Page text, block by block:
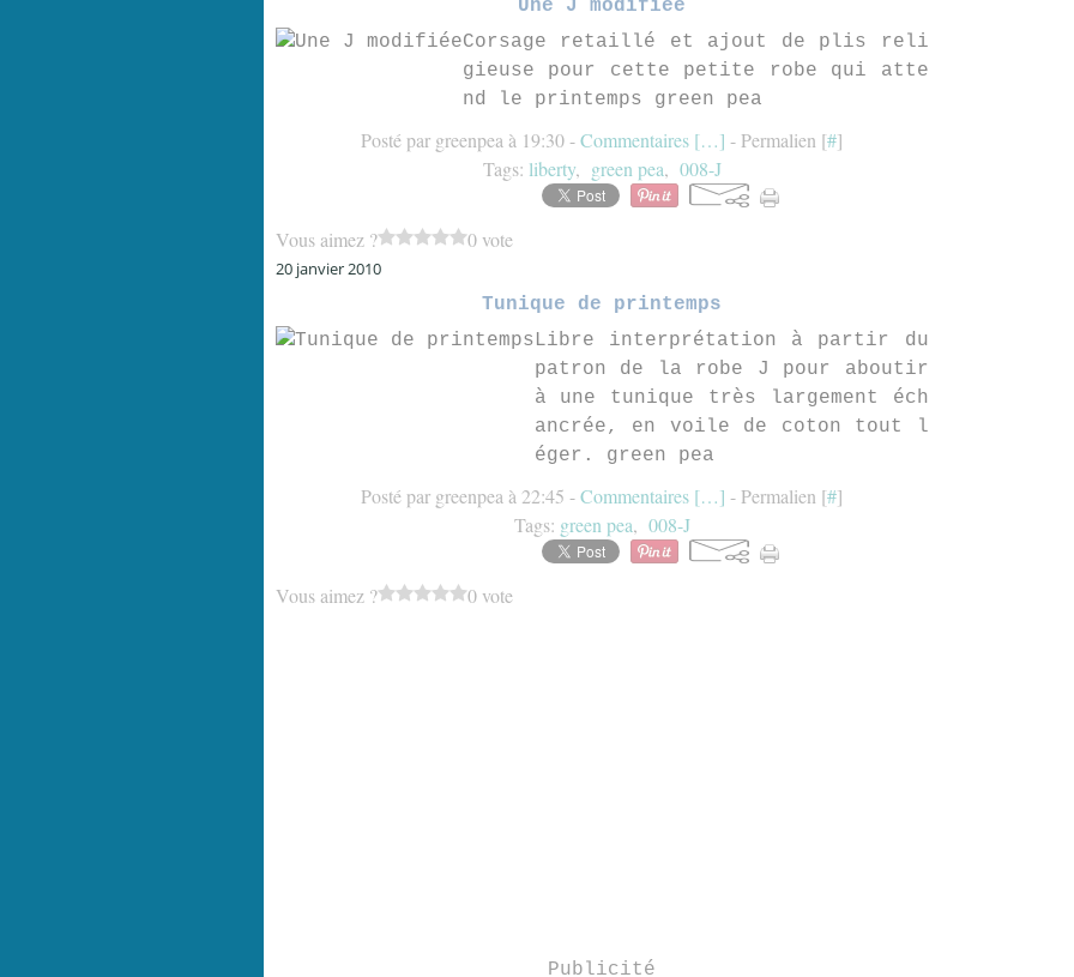
Une J modifiée
Corsage retaillé et ajout de plis reli
gieuse pour cette petite robe qui atte
nd le printemps green pea
Posté par greenpea à 19:30 -Commentaires […] - Permalien [#]
Tags: liberty, green pea, 008-J
Vous aimez ? 0 vote
20 janvier 2010
Tunique de printemps
Libre interprétation à partir du
patron de la robe J pour aboutir
à une tunique très largement éch
ancrée, en voile de coton tout l
éger. green pea
Posté par greenpea à 22:45 -Commentaires […] - Permalien [#]
Tags: green pea, 008-J
Vous aimez ? 0 vote
Publicité